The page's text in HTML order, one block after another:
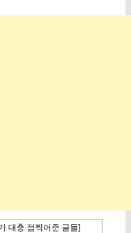
대충 점찍어준 글들]